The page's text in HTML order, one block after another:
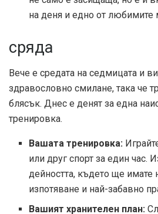
на деня и едно от любимите
сряда
Вече е средата на седмицата и
здравословно смилане, така че
блясък. Днес е денят за една
тренировка.
Вашата тренировка:
или друг спорт за един час.
дейността, където ще имате
изпотяване и най-забавно
Вашият хранителен план: